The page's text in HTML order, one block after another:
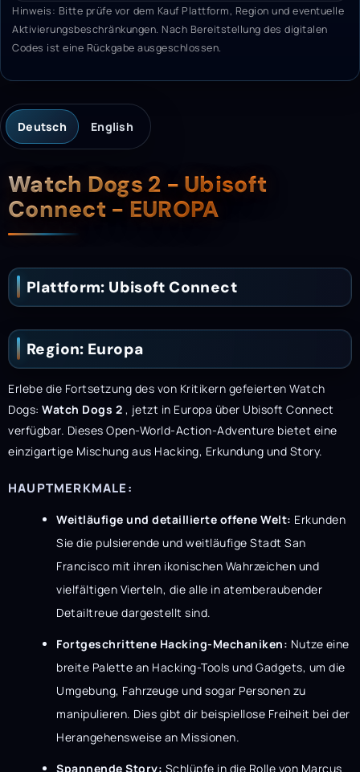
Hinweis: Bitte prüfe vor dem Kauf Plattform, Region und eventuelle
Aktivierungsbeschränkungen. Nach Bereitstellung des digitalen
Codes ist eine Rückgabe ausgeschlossen.
Deutsch English
Beschreibung
Watch Dogs 2 - Ubisoft
Connect - EUROPA
Plattform: Ubisoft Connect
Region: Europa
Erlebe die Fortsetzung des von Kritikern gefeierten Watch
Dogs: Watch Dogs 2 , jetzt in Europa über Ubisoft Connect
verfügbar. Dieses Open-World-Action-Adventure bietet eine
einzigartige Mischung aus Hacking, Erkundung und Story.
HAUPTMERKMALE:
Weitläufige und detaillierte offene Welt: Erkunden
Sie die pulsierende und weitläufige Stadt San
Francisco mit ihren ikonischen Wahrzeichen und
vielfältigen Vierteln, die alle in atemberaubender
Detailtreue dargestellt sind.
Fortgeschrittene Hacking-Mechaniken: Nutze eine
breite Palette an Hacking-Tools und Gadgets, um die
Umgebung, Fahrzeuge und sogar Personen zu
manipulieren. Dies gibt dir beispiellose Freiheit bei der
Herangehensweise an Missionen.
Spannende Story: Schlüpfe in die Rolle von Marcus